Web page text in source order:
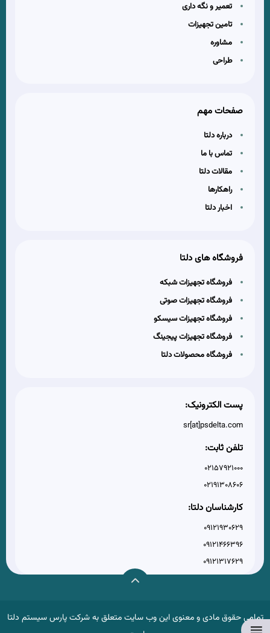
تعمیر و نگه داری
تامین تجهیزات
مشاوره
طراحی
صفحات مهم
درباره دلتا
تماس با ما
مقالات دلتا
راهکارها
اخبار دلتا
فروشگاه های دلتا
فروشگاه تجهیزات شبکه
فروشگاه تجهیزات صوتی
فروشگاه تجهیزات سیسکو
فروشگاه تجهیزات پیجینگ
فروشگاه محصولات دلتا
پست الکترونیک:
sr[at]psdelta.com
تلفن ثابت:
02157921000
02191308606
کارشناسان دلتا:
09121930629
09121466396
09121317629
تمامی حقوق مادی و معنوی این وب سایت متعلق به شرکت پارس سیستم دلتا